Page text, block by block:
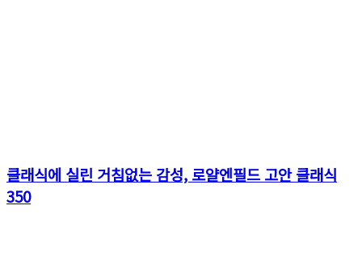
클래식에 실린 거침없는 감성, 로얄엔필드 고안 클래식
350